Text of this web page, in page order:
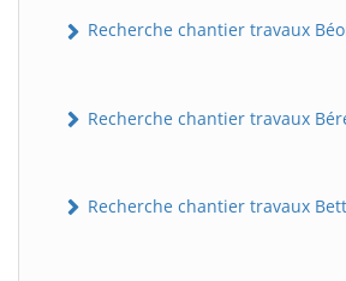
Recherche chantier travaux
Recherche chantier travaux
Recherche chantier travaux